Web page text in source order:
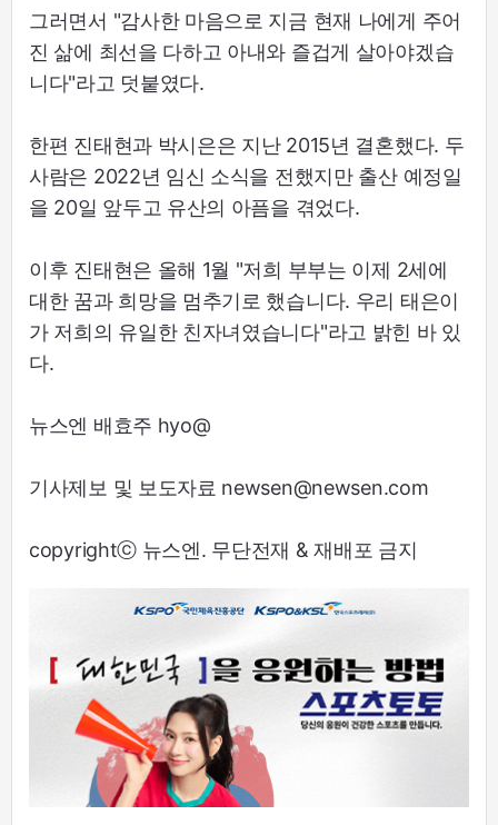
그러면서 "감사한 마음으로 지금 현재 나에게 주어
진 삶에 최선을 다하고 아내와 즐겁게 살아야겠습
니다"라고 덧붙였다.
한편 진태현과 박시은은 지난 2015년 결혼했다. 두
사람은 2022년 임신 소식을 전했지만 출산 예정일
을 20일 앞두고 유산의 아픔을 겪었다.
이후 진태현은 올해 1월 "저희 부부는 이제 2세에
대한 꿈과 희망을 멈추기로 했습니다. 우리 태은이
가 저희의 유일한 친자녀였습니다"라고 밝힌 바 있
다.
뉴스엔 배효주 hyo@
기사제보 및 보도자료 newsen@newsen.com
copyrightⓒ 뉴스엔. 무단전재 & 재배포 금지